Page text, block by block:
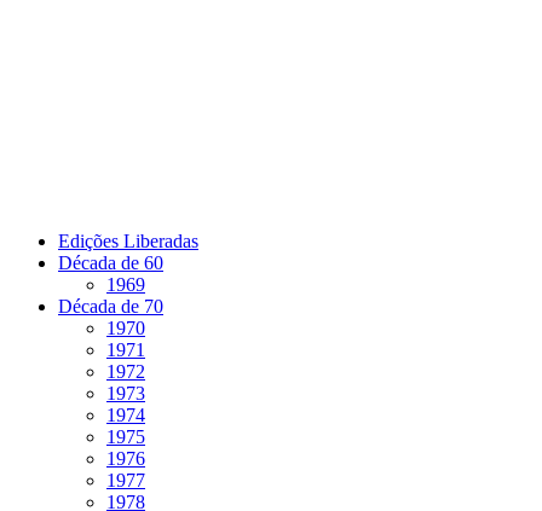
Edições Liberadas
Década de 60
1969
Década de 70
1970
1971
1972
1973
1974
1975
1976
1977
1978